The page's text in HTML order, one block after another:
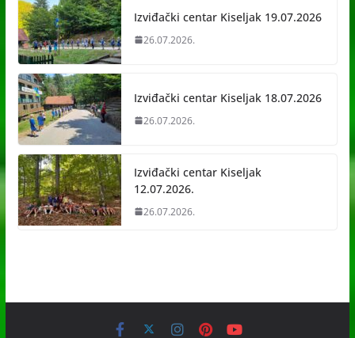
Izviđački centar Kiseljak 19.07.2026
26.07.2026.
Izviđački centar Kiseljak 18.07.2026
26.07.2026.
Izviđački centar Kiseljak
12.07.2026.
26.07.2026.